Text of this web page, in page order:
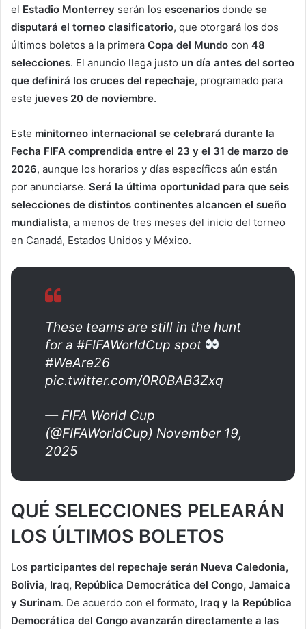
el Estadio Monterrey serán los escenarios donde se
disputará el torneo clasificatorio, que otorgará los dos
últimos boletos a la primera Copa del Mundo con 48
selecciones. El anuncio llega justo un día antes del sorteo
que definirá los cruces del repechaje, programado para
este jueves 20 de noviembre.
Este minitorneo internacional se celebrará durante la
Fecha FIFA comprendida entre el 23 y el 31 de marzo de
2026, aunque los horarios y días específicos aún están
por anunciarse. Será la última oportunidad para que seis
selecciones de distintos continentes alcancen el sueño
mundialista, a menos de tres meses del inicio del torneo
en Canadá, Estados Unidos y México.
These teams are still in the hunt
for a #FIFAWorldCup spot
#WeAre26
pic.twitter.com/0R0BAB3Zxq
— FIFA World Cup
(@FIFAWorldCup) November 19,
2025
QUÉ SELECCIONES PELEARÁN
LOS ÚLTIMOS BOLETOS
Los participantes del repechaje serán Nueva Caledonia,
Bolivia, Iraq, República Democrática del Congo, Jamaica
y Surinam. De acuerdo con el formato, Iraq y la República
Democrática del Congo avanzarán directamente a las